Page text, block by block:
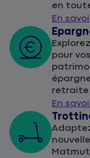
en
En
pour
retraite
En